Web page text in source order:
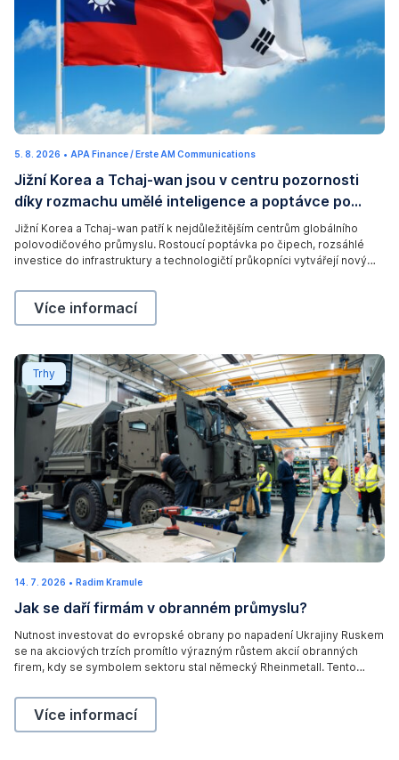
)
A
d
o
e
o
c
k
5. 8. 2026 5
8
.
2
6
• APA Finance / Erste AM Communications
Jižní Korea a Tchaj-wan jsou v centru pozornosti
díky rozmachu umělé inteligence a poptávce po
čipech
Jižní Korea a Tchaj-wan patří k nejdůležitějším centrům globálního
polovodičového průmyslu. Rostoucí poptávka po čipech, rozsáhlé
investice do infrastruktury a technologičtí průkopníci vytvářejí nový
Jižní Korea a Tchaj-wan jsou v centru pozornosti
Více informací
Trhy
Jak se daří firmám v obranném průmyslu?
14. 7. 2026 2
.
7
2
0
2
6
• Radim Kramule
Jak se daří firmám v obranném průmyslu?
Nutnost investovat do evropské obrany po napadení Ukrajiny Ruskem
se na akciových trzích promítlo výrazným růstem akcií obranných
firem, kdy se symbolem sektoru stal německý Rheinmetall. Tento
tanky (Leopardy), houfnice, velkorážovou munici, ale i systémy
protiletadlové obrany, elektronického boje anebo obranu proti
dronům (plus další komponenty a […]
Jak se daří firmám v obranném průmyslu?,
Více informací